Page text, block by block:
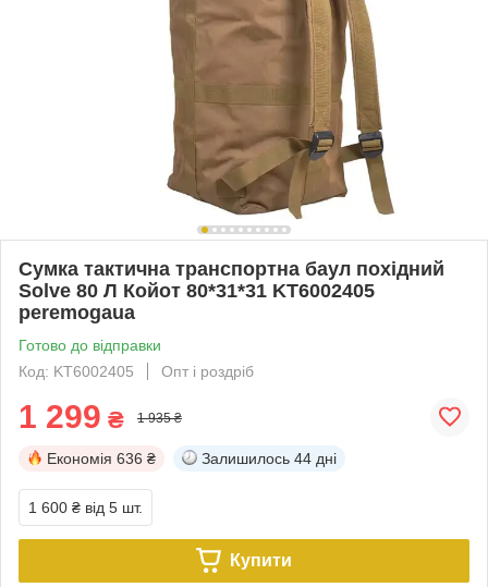
Сумка тактична транспортна баул похідний
Solve 80 Л Койот 80*31*31 KT6002405
peremogaua
Готово до відправки
Код: KT6002405
Опт і роздріб
1 299 ₴ 1 935 ₴
Економія 636 ₴ Залишилось 44 дні
1 600 ₴ від 5 шт.
Купити